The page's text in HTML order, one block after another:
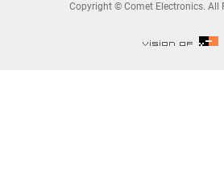
Copyright © Comet Electronics. All